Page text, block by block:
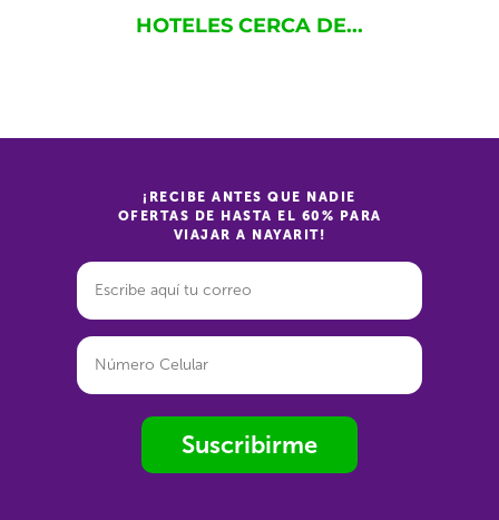
HOTELES CERCA DE...
¡RECIBE ANTES QUE NADIE
OFERTAS DE HASTA EL 60% PARA
VIAJAR A NAYARIT!
Suscribirme